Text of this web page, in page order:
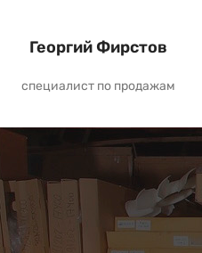
Георгий Фирстов
специалист по продажам